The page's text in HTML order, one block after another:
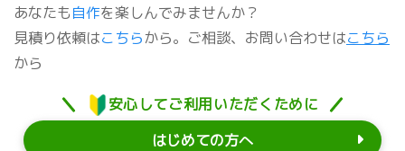
あなたも自作を楽しんでみませんか？
見積り依頼はこちらから。ご相談、お問い合わせはこちら
から
安心してご利用いただくために
はじめての方へ